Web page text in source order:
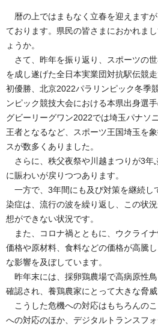
暦の上ではまもなく立春を迎えます
ております。県民の皆さまにおかれま
ょうか。
さて、昨年を振り返り、スポーツの
を成し遂げた全日本実業団対抗駅伝競
初優勝、北京2022パラリンピック冬季
ンピック競技大会における本県出身選
グビーリーグワン2022では埼玉パナソ
王者となるなど、スポーツ王国埼玉を
スが数多くありました。
さらに、秩父夜祭や川越まつりが3年
に賑わいが戻りつつあります。
一方で、3年間にも及び対策を継続し
染症は、流行の波を繰り返し、この状
想ができない状況です。
また、コロナ禍とともに、ウクライ
価格や原材料、食料などの価格が高騰
な影響を及ぼしています。
昨年末には、採卵鶏農場で高病原性
確認され、養鶏農家にとって大きな脅威
こうした危機への対応はもちろんの
への対応のほか、デジタルトランスフ